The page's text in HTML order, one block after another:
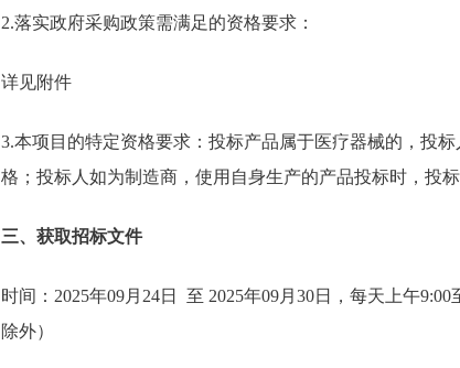
2.落实政府采购政策需满足的资格要求：
详见附件
3.本项目的特定资格要求：投标产品属于医疗器械的，投
格；投标人如为制造商，使用自身生产的产品投标时，投
三、获取招标文件
时间：2025年09月24日 至 2025年09月30日，每天上午
除外）